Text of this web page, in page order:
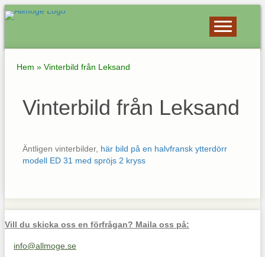
Hem » Vinterbild från Leksand
Vinterbild från Leksand
Äntligen vinterbilder, här bild på en halvfransk ytterdörr
modell ED 31 med spröjs 2 kryss
Vill du skicka oss en förfrågan? Maila oss på:
Maila oss på info@allmoge.se
info@allmoge.se